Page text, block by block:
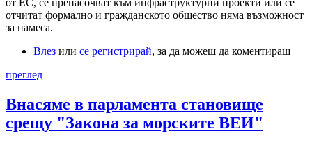
от ЕС, се пренасочват към инфраструктурни проекти или се
отчитат формално и гражданското общество няма възможност
за намеса.
Влез или се регистрирай, за да можеш да коментираш
преглед
Внасяме в парламента становище
срещу "Закона за морските ВЕИ"